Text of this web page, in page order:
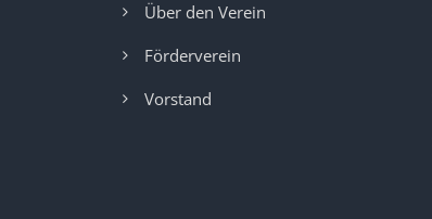
Über den Verein
Förderverein
Vorstand